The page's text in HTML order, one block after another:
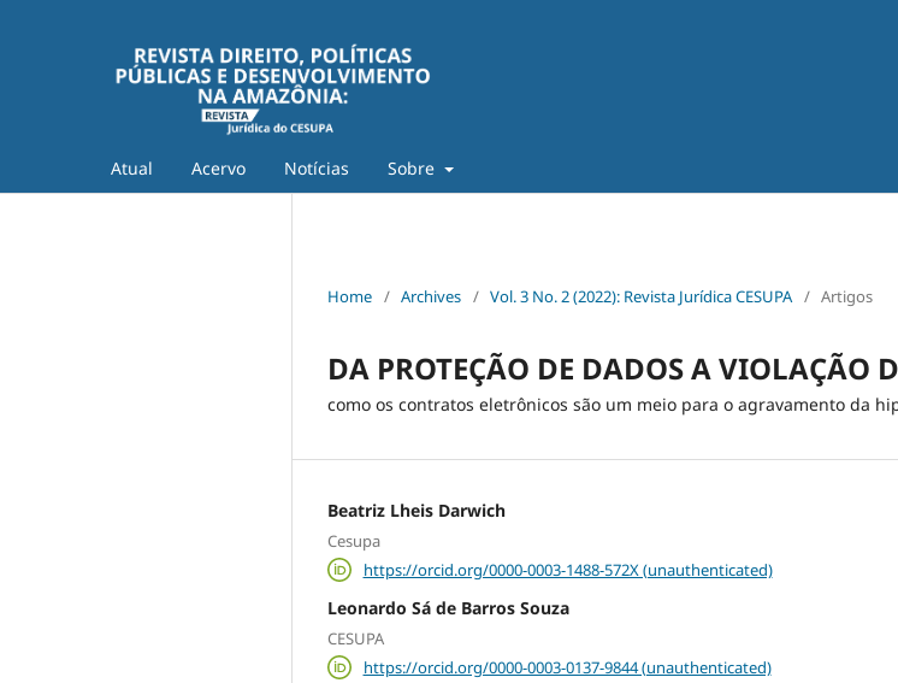
Atual Acervo Notícias Sobre
Home / Archives / Vol. 3 No. 2 (2022): Revista Jurídica CESUPA / Artigos
DA PROTEÇÃO DE DADOS A VIOLAÇÃO
como os contratos eletrônicos são um meio para o agravamento da
Beatriz Lheis Darwich
Cesupa
https://orcid.org/0000-0003-1488-572X (unauthenticated)
Leonardo Sá de Barros Souza
CESUPA
https://orcid.org/0000-0003-0137-9844 (unauthenticated)